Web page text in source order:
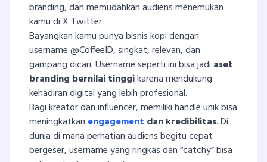
branding, dan memudahkan audiens menemukan
kamu di X Twitter.
Bayangkan kamu punya bisnis kopi dengan
username @CoffeeID, singkat, relevan, dan
gampang dicari. Username seperti ini bisa jadi aset
branding bernilai tinggikarena mendukung
kehadiran digital yang lebih profesional.
Bagi kreator dan influencer, memiliki handle unik bisa
meningkatkan engagement dan kredibilitas. Di
dunia di mana perhatian audiens begitu cepat
bergeser, username yang ringkas dan “catchy” bisa